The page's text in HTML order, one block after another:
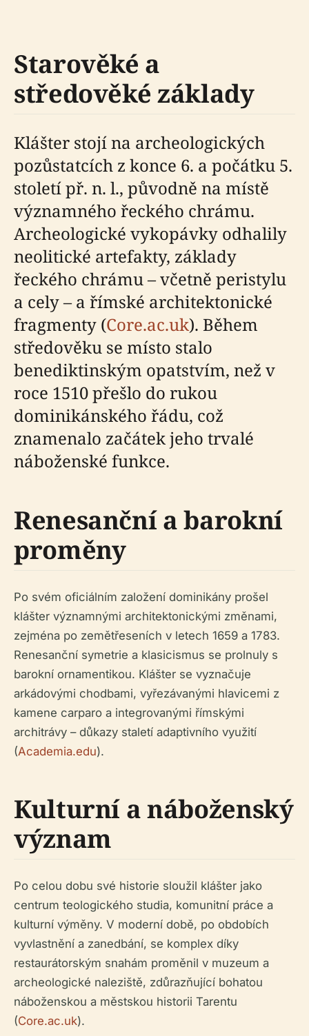
Starověké a
středověké základy
Klášter stojí na archeologických
pozůstatcích z konce 6. a počátku 5.
století př. n. l., původně na místě
významného řeckého chrámu.
Archeologické vykopávky odhalily
neolitické artefakty, základy
řeckého chrámu – včetně peristylu
a cely – a římské architektonické
fragmenty (Core.ac.uk). Během
středověku se místo stalo
benediktinským opatstvím, než v
roce 1510 přešlo do rukou
dominikánského řádu, což
znamenalo začátek jeho trvalé
náboženské funkce.
Renesanční a barokní
proměny
Po svém oficiálním založení dominikány prošel
klášter významnými architektonickými změnami,
zejména po zemětřeseních v letech 1659 a 1783.
Renesanční symetrie a klasicismus se prolnuly s
barokní ornamentikou. Klášter se vyznačuje
arkádovými chodbami, vyřezávanými hlavicemi z
kamene carparo a integrovanými římskými
architrávy – důkazy staletí adaptivního využití
(Academia.edu).
Kulturní a náboženský
význam
Po celou dobu své historie sloužil klášter jako
centrum teologického studia, komunitní práce a
kulturní výměny. V moderní době, po obdobích
vyvlastnění a zanedbání, se komplex díky
restaurátorským snahám proměnil v muzeum a
archeologické naleziště, zdůrazňující bohatou
náboženskou a městskou historii Tarentu
(Core.ac.uk).